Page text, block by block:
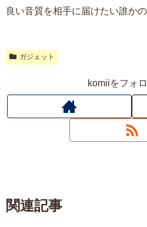
良い音質を相手に届けたい誰か
ガジェット
komiiをフォ
関連記事